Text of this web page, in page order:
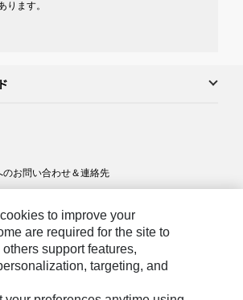
ります。
お問い合わせ＆連絡先
to improve your
are required for the site to
support features,
targeting, and